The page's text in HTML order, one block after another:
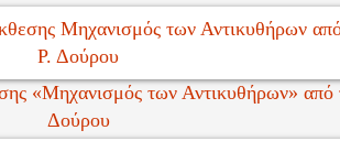
«Μηχανισμός των Αντικυθήρων» από
Δούρου